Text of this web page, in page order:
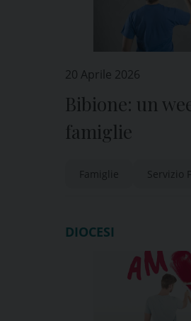
20 Aprile 2026
Bibione: un
famiglie
Famiglie Servizio
DIOCESI